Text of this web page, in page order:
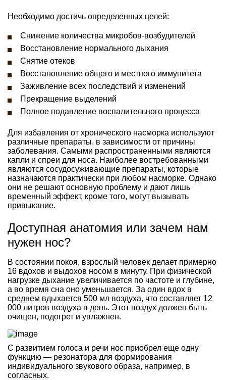
Необходимо достичь определенных целей:
Снижение количества микробов-возбудителей
Восстановление нормального дыхания
Снятие отеков
Восстановление общего и местного иммунитета
Заживление всех последствий и изменений
Прекращение выделений
Полное подавление воспалительного процесса
Для избавления от хронического насморка используют
различные препараты, в зависимости от причины
заболевания. Самыми распространенными являются
капли и спреи для носа. Наиболее востребованными
являются сосудосуживающие препараты, которые
назначаются практически при любом насморке. Однако
они не решают основную проблему и дают лишь
временный эффект, кроме того, могут вызывать
привыкание.
Доступная анатомия или зачем нам
нужен нос?
В состоянии покоя, взрослый человек делает примерно
16 вдохов и выдохов носом в минуту. При физической
нагрузке дыхание увеличивается по частоте и глубине,
а во время сна оно уменьшается. За один вдох в
среднем вдыхается 500 мл воздуха, что составляет 12
000 литров воздуха в день. Этот воздух должен быть
очищен, подогрет и увлажнен.
С развитием голоса и речи нос приобрел еще одну
функцию — резонатора для формирования
индивидуального звукового образа, например, в
согласных.